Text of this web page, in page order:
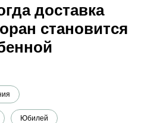
доставка
становится
Юбилей